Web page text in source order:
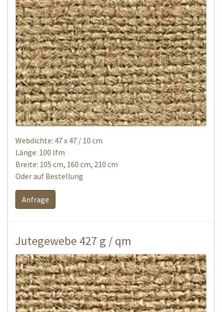
Webdichte: 47 x 47 / 10 cm
Länge: 100 lfm
Breite: 105 cm, 160 cm, 210 cm
Oder auf Bestellung
Anfrage
Jutegewebe 427 g / qm